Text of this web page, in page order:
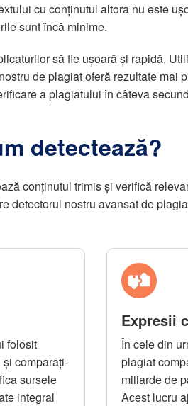
cu conținutul altora nu este
sunt încă minime.
să fie ușoară și rapidă.
de plagiat oferă rezultate mai
a plagiatului în câteva
detectează?
conținutul trimis și verifică
detectorul nostru avansat de
folosit
comparați-
sursele
integral
Expresii
În cele din
plagiat
miliarde de
Acest lucru